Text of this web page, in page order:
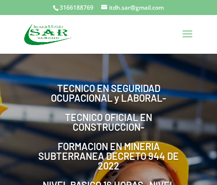
3166188769 itdh.sar@gmail.com
TECNICO EN SEGURIDAD
OCUPACIONAL y LABORAL-
TECNICO OFICIAL EN
CONSTRUCCION-
FORMACION EN MINERIA
SUBTERRANEA DECRETO 944 DE
2022